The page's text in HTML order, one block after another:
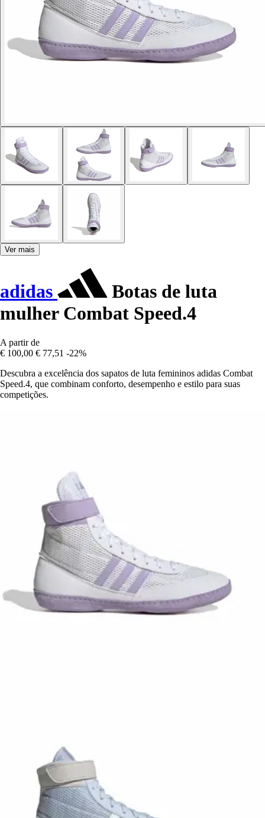
Ver mais
adidas
Botas de luta
mulher Combat Speed.4
A partir de
€ 100,00 € 77,51 -22%
Descubra a excelência dos sapatos de luta femininos adidas Combat
Speed.4, que combinam conforto, desempenho e estilo para suas
competições.